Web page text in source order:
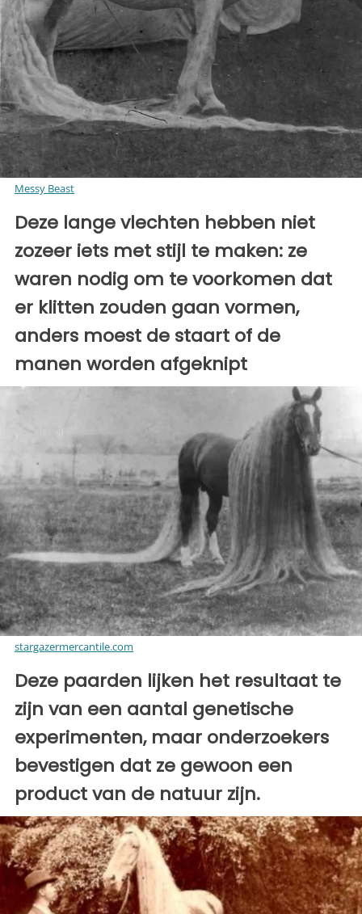
Messy Beast
Deze lange vlechten hebben niet
zozeer iets met stijl te maken: ze
waren nodig om te voorkomen dat
er klitten zouden gaan vormen,
anders moest de staart of de
manen worden afgeknipt
stargazermercantile.com
Deze paarden lijken het resultaat te
zijn van een aantal genetische
experimenten, maar onderzoekers
bevestigen dat ze gewoon een
product van de natuur zijn.